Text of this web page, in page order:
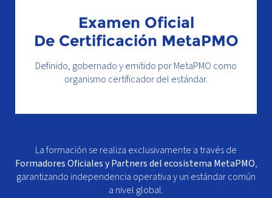
Examen Oficial
De Certificación MetaPMO
Definido, gobernado y emitido por MetaPMO como
organismo certificador del estándar.
La formación se realiza exclusivamente a través de
Formadores Oficiales y Partners del ecosistema MetaPMO,
garantizando independencia operativa y un estándar común
a nivel global.